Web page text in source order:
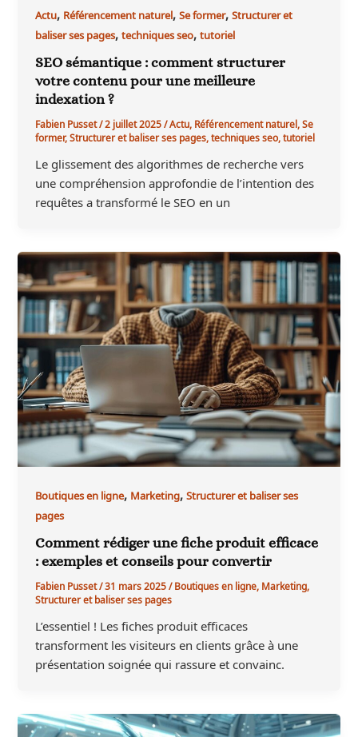
Actu, Référencement naturel,Se former,Structurer et
baliser ses pages,techniques seo,tutoriel
SEO sémantique : comment structurer
votre contenu pour une meilleure
indexation ?
Fabien Pusset/2 juillet 2025/Actu,Référencement naturel,Se
former,Structurer et baliser ses pages,techniques seo,tutoriel
Le glissement des algorithmes de recherche vers
une compréhension approfondie de l’intention des
requêtes a transformé le SEO en un
Boutiques en ligne, Marketing,Structurer et baliser ses
pages
Comment rédiger une fiche produit efficace
: exemples et conseils pour convertir
Fabien Pusset/31 mars 2025/Boutiques en ligne,Marketing,
Structurer et baliser ses pages
L’essentiel ! Les fiches produit efficaces
transforment les visiteurs en clients grâce à une
présentation soignée qui rassure et convainc.